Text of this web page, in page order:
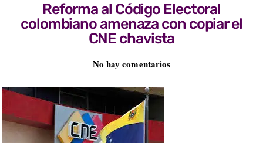
Reforma al Código Electoral
colombiano amenaza con copiar el
CNE chavista
No hay comentarios